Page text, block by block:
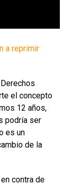
a reprimir
el concepto
12 años,
podría ser
es un
de la
contra de